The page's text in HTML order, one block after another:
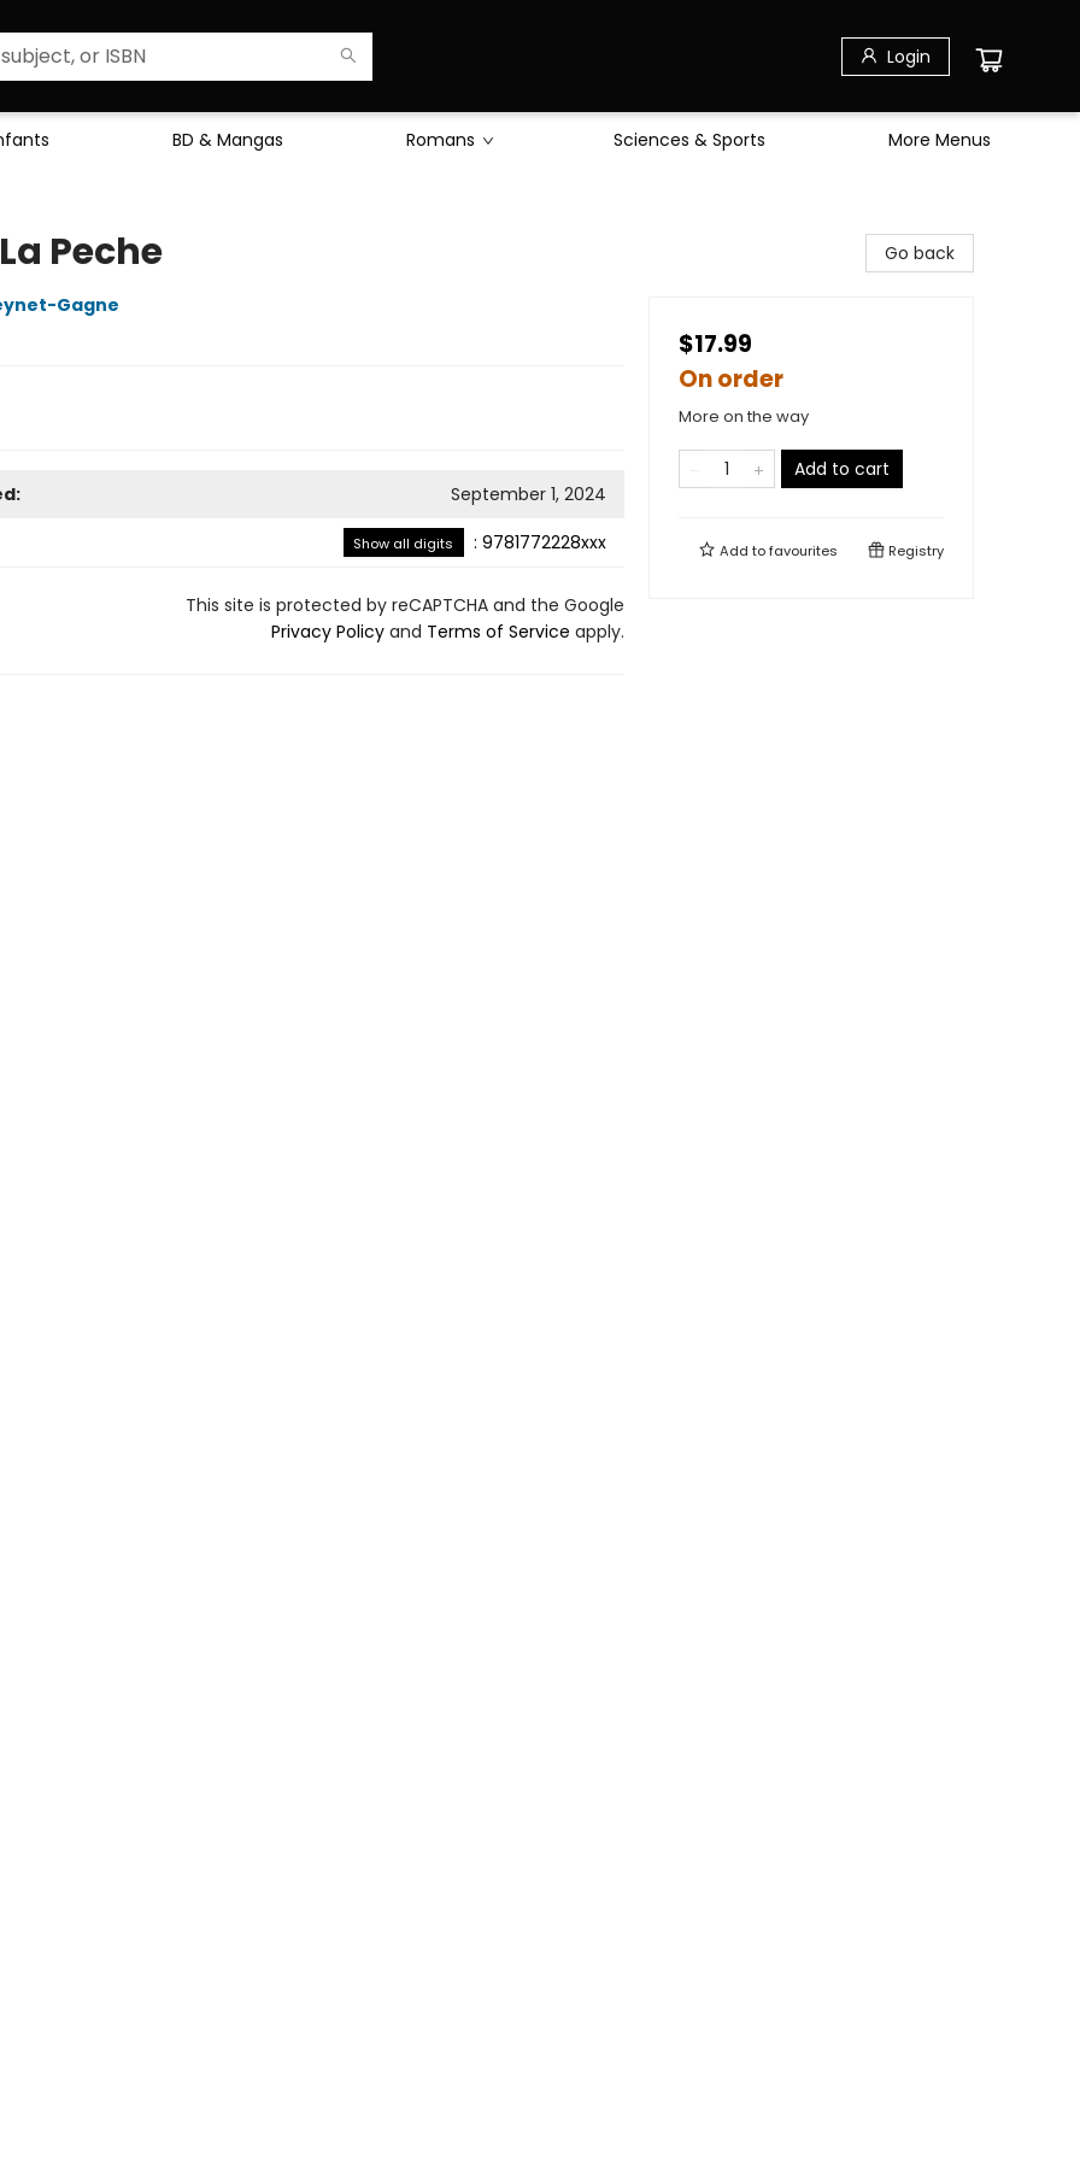
Login
BD & Mangas Romans Sciences & Sports More Menus
Peche
Gagne
September 1, 2024
Show all digits : 9781772228xxx
This site is protected by reCAPTCHA and the Google
Privacy Policyand Terms of Service apply.
Go back
$17.99
On order
More on the way
Add to cart
Add tofavourites Registry